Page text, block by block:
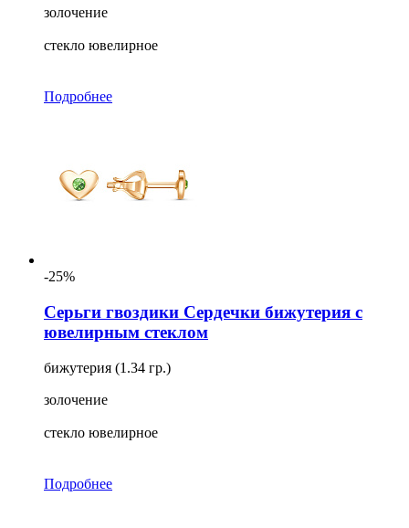
золочение
стекло ювелирное
Подробнее
-25%
Серьги гвоздики Сердечки бижутерия с
ювелирным стеклом
бижутерия (1.34 гр.)
золочение
стекло ювелирное
Подробнее